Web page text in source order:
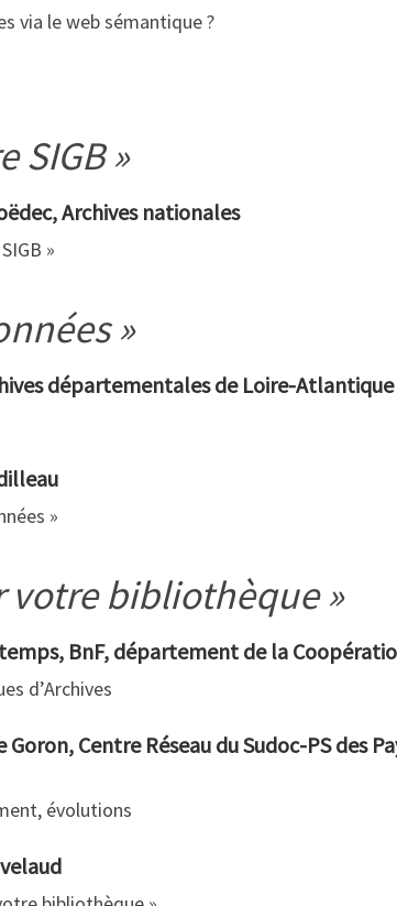
via le web sémantique ?
SIGB »
Archives nationales
»
»
départementales de Loire-Atlantique
»
votre bibliothèque »
BnF, département de la
d’Archives
Centre Réseau du Sudoc-PS des
évolutions